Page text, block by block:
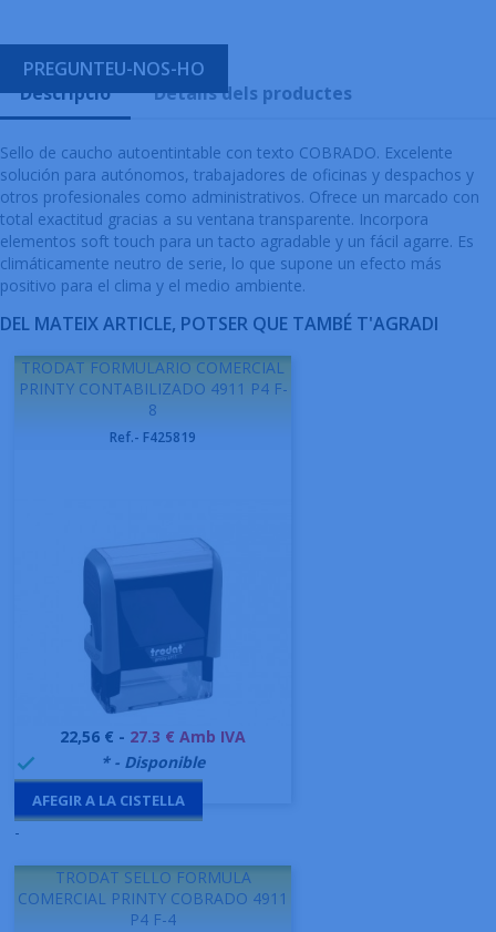
PREGUNTEU-NOS-HO
Descripció
Detalls dels productes
Sello de caucho autoentintable con texto COBRADO. Excelente
solución para autónomos, trabajadores de oficinas y despachos y
otros profesionales como administrativos. Ofrece un marcado con
total exactitud gracias a su ventana transparente. Incorpora
elementos soft touch para un tacto agradable y un fácil agarre. Es
climáticamente neutro de serie, lo que supone un efecto más
positivo para el clima y el medio ambiente.
DEL MATEIX ARTICLE, POTSER QUE TAMBÉ T'AGRADI
TRODAT FORMULARIO COMERCIAL
PRINTY CONTABILIZADO 4911 P4 F-
8
Ref.- F425819
Preu
22,56 € - 27.3 € Amb IVA
 * - Disponible
AFEGIR A LA CISTELLA
-
TRODAT SELLO FORMULA
COMERCIAL PRINTY COBRADO 4911
P4 F-4